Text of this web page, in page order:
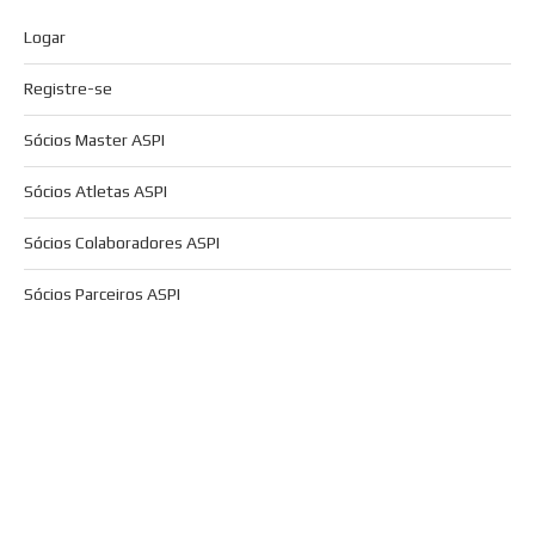
Logar
Registre-se
Sócios Master ASPI
Sócios Atletas ASPI
Sócios Colaboradores ASPI
Sócios Parceiros ASPI